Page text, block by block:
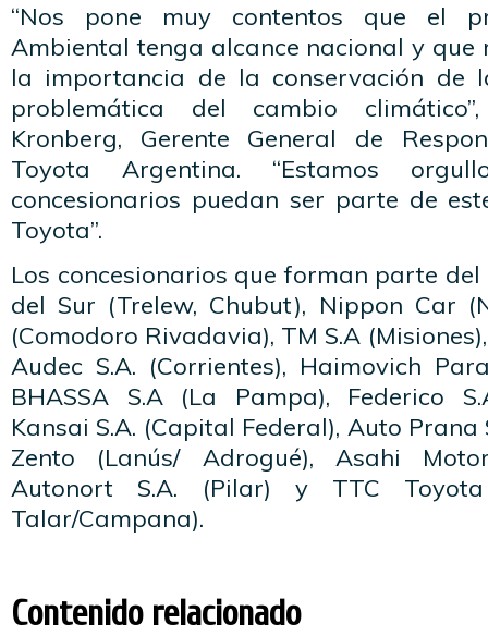
“Nos pone muy contentos que el
Ambiental tenga alcance nacional y que
la importancia de la conservación de
problemática del cambio
Kronberg, Gerente General de
Toyota Argentina. “Estamos
concesionarios puedan ser parte de
Toyota”.
Los concesionarios que forman parte
del Sur (Trelew, Chubut), Nippon Car
(Comodoro Rivadavia), TM S.A
Audec S.A. (Corrientes), Haimovich
BHASSA S.A (La Pampa), Federico
Kansai S.A. (Capital Federal), Auto Prana
Zento (Lanús/ Adrogué), Asahi
Autonort S.A. (Pilar) y TTC
Talar/Campana).
Contenido relacionado